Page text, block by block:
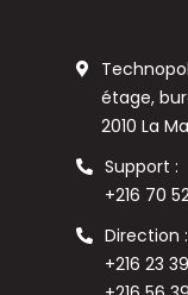
étage,
2010 La
Support :
+216 70
Direction :
+216 23